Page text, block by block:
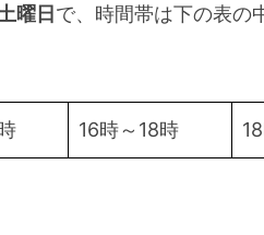
曜日で、時間帯は下の表の
16時～18時